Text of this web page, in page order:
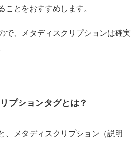
ことをおすすめします。
で、メタディスクリプションは確実
プションタグとは？
、メタディスクリプション（説明